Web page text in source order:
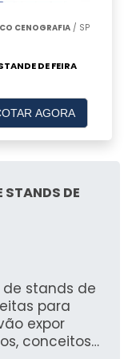
estandes.
oferecer
na JR
CENOGRAFIA/ SP
DE FEIRA
AGORA
STANDS DE
stands de
para
expor
conceitos